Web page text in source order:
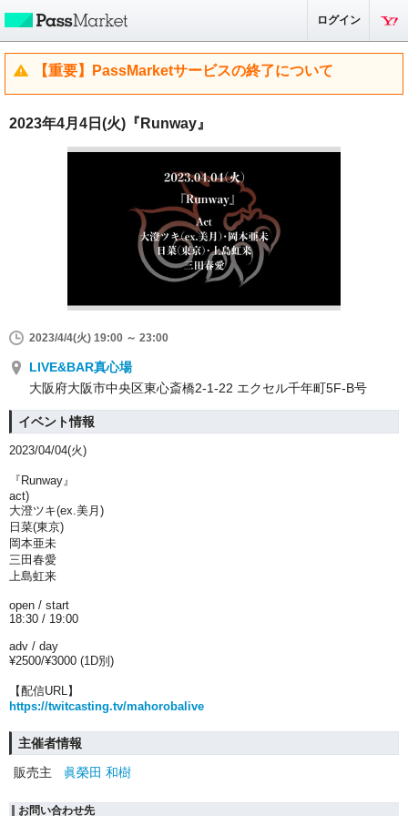
ログイン
【重要】PassMarketサービスの終了について
2023年4月4日(火)『Runway』
2023/4/4(火) 19:00 ～ 23:00
LIVE&BAR真心場
大阪府大阪市中央区東心斎橋2-1-22 エクセル千年町5F-B号
イベント情報
2023/04/04(火)
『Runway』
act)
大澄ツキ(ex.美月)
日菜(東京)
岡本亜未
三田春愛
上島虹来
open / start
18:30 / 19:00
adv / day
¥2500/¥3000 (1D別)
【配信URL】
https://twitcasting.tv/mahorobalive
主催者情報
販売主
眞榮田 和樹
お問い合わせ先